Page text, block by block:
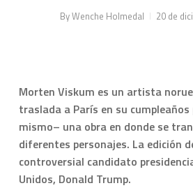
ByWenche Holmedal 20 de
Morten Viskum es un artista
traslada a París en su
mismo– una obra en donde se
diferentes personajes. La edición
controversial candidato
Unidos, Donald Trump.